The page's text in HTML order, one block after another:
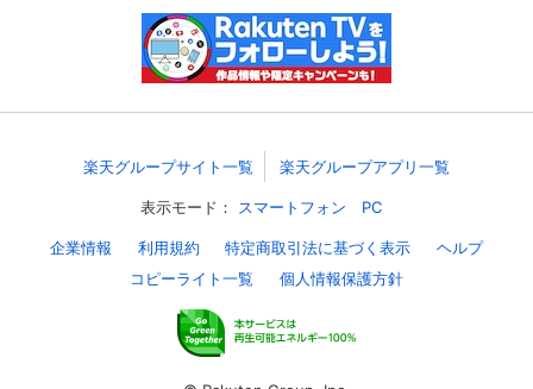
楽天グループサイト一覧 楽天グループアプリ一覧
表示モード： スマートフォン PC
企業情報 利用規約 特定商取引法に基づく表示
ヘルプ
コピーライト一覧
個人情報保護方針